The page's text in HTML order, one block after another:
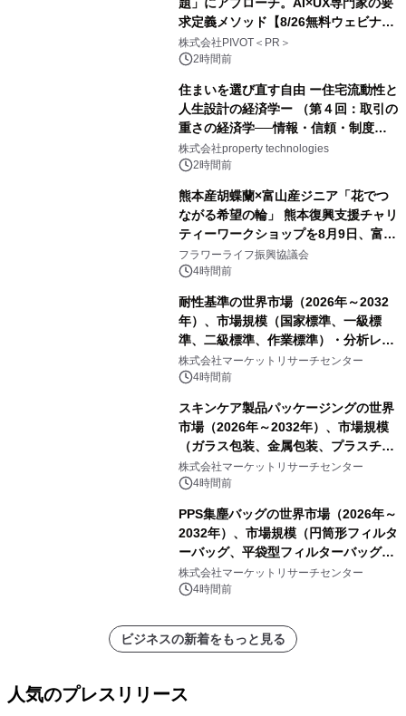
求定義メソッド【8/26無料ウェビナ
ー】株式会社PIVOT
株式会社PIVOT＜PR＞
2時間前
住まいを選び直す自由 ー住宅流動性と
人生設計の経済学ー （第４回：取引の
重さの経済学──情報・信頼・制度を
PropTechはどう組み替えるか）｜
PropTech-Lab
株式会社property technologies
2時間前
熊本産胡蝶蘭×富山産ジニア「花でつ
ながる希望の輪」 熊本復興支援チャリ
ティーワークショップを8月9日、富
山・射水で開催
フラワーライフ振興協議会
4時間前
耐性基準の世界市場（2026年～2032
年）、市場規模（国家標準、一級標
準、二級標準、作業標準）・分析レポ
ートを発表
株式会社マーケットリサーチセンター
4時間前
スキンケア製品パッケージングの世界
市場（2026年～2032年）、市場規模
（ガラス包装、金属包装、プラスチッ
ク包装、その他）・分析レポートを発
表
株式会社マーケットリサーチセンター
4時間前
PPS集塵バッグの世界市場（2026年～
2032年）、市場規模（円筒形フィルタ
ーバッグ、平袋型フィルターバッグ、
プリーツフィルターバッグ、その
他）・分析レポートを発表
株式会社マーケットリサーチセンター
4時間前
ビジネスの新着をもっと見る
人気のプレスリリース